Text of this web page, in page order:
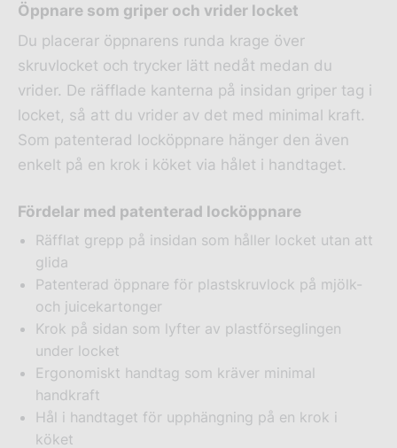
Öppnare som griper och vrider locket
Du placerar öppnarens runda krage över
skruvlocket och trycker lätt nedåt medan du
vrider. De räfflade kanterna på insidan griper tag i
locket, så att du vrider av det med minimal kraft.
Som patenterad locköppnare hänger den även
enkelt på en krok i köket via hålet i handtaget.
Fördelar med patenterad locköppnare
Räfflat grepp på insidan som håller locket utan att
glida
Patenterad öppnare för plastskruvlock på mjölk-
och juicekartonger
Krok på sidan som lyfter av plastförseglingen
under locket
Ergonomiskt handtag som kräver minimal
handkraft
Hål i handtaget för upphängning på en krok i
köket